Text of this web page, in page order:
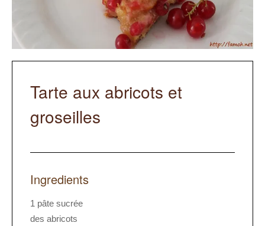
Tarte aux abricots et
groseilles
Ingredients
1 pâte sucrée
des abricots